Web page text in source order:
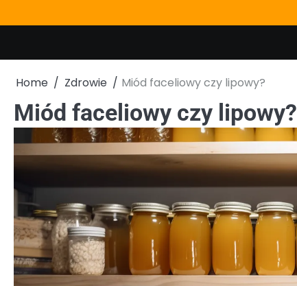
to
Home Zdrowie Miód faceliowy czy lipowy?
Miód faceliowy czy lipowy?